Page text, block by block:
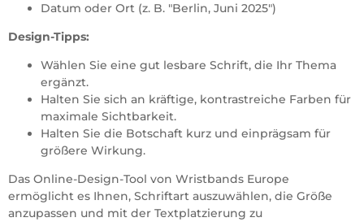
Datum oder Ort (z. B. "Berlin, Juni 2025")
Design-Tipps:
Wählen Sie eine gut lesbare Schrift, die Ihr Thema
ergänzt.
Halten Sie sich an kräftige, kontrastreiche Farben für
maximale Sichtbarkeit.
Halten Sie die Botschaft kurz und einprägsam für
größere Wirkung.
Das Online-Design-Tool von Wristbands Europe
ermöglicht es Ihnen, Schriftart auszuwählen, die Größe
anzupassen und mit der Textplatzierung zu